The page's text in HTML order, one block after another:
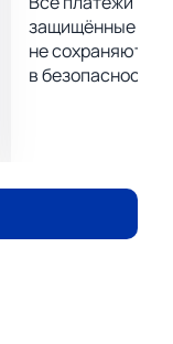
защищённые
не сохраняются
в безопасности.